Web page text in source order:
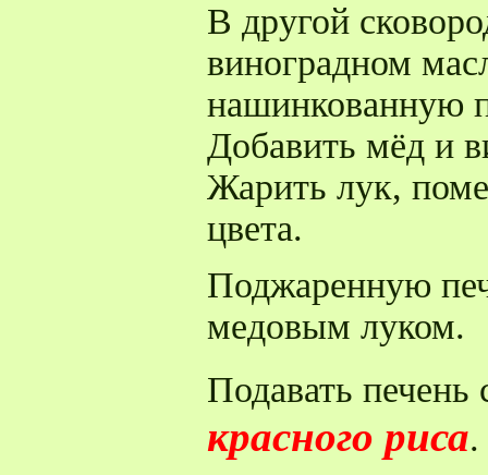
В другой
виноградном
нашинкованную
Добавить мёд и
Жарить лук,
цвета.
Поджаренную
медовым луком.
Подавать
красного риса.